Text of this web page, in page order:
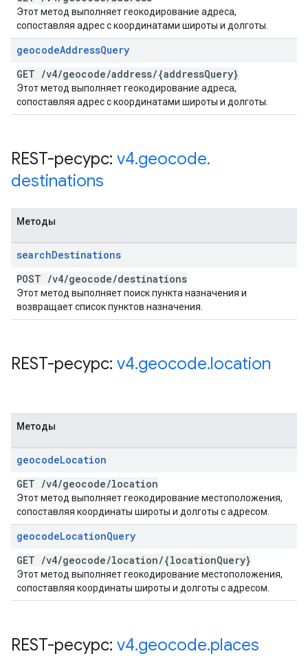
Этот метод выполняет геокодирование адреса,
сопоставляя адрес с координатами широты и долготы.
geocodeAddressQuery
GET /v4/geocode/address/{addressQuery}
Этот метод выполняет геокодирование адреса,
сопоставляя адрес с координатами широты и долготы.
REST-ресурс: v4.geocode.
destinations
Методы
searchDestinations
POST /v4/geocode/destinations
Этот метод выполняет поиск пункта назначения и
возвращает список пунктов назначения.
REST-ресурс: v4.geocode.location
Методы
geocodeLocation
GET /v4/geocode/location
Этот метод выполняет геокодирование местоположения,
сопоставляя координаты широты и долготы с адресом.
geocodeLocationQuery
GET /v4/geocode/location/{locationQuery}
Этот метод выполняет геокодирование местоположения,
сопоставляя координаты широты и долготы с адресом.
REST-ресурс: v4.geocode.places